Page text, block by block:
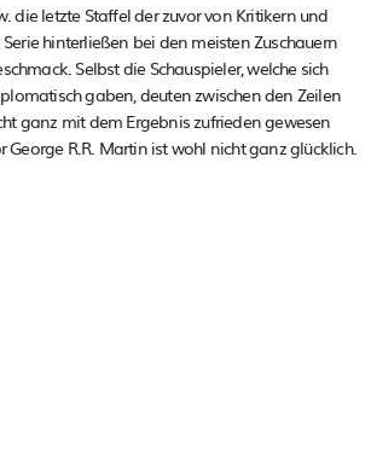
die letzte Staffel der zuvor von Kritikern und
hinterließen bei den meisten Zuschauern
Selbst die Schauspieler, welche sich
gaben, deuten zwischen den Zeilen
ganz mit dem Ergebnis zufrieden gewesen
George R.R. Martin ist wohl nicht ganz glücklich.